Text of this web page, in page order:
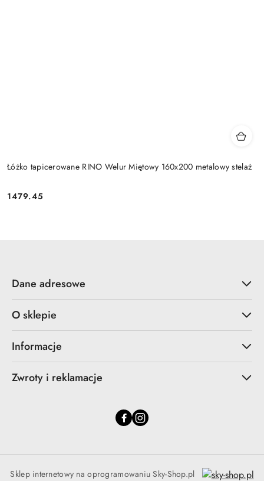
Łóżko tapicerowane RINO Welur Miętowy 160x200 metalowy stelaż
Cena:
1479.45
Dane adresowe
O sklepie
Informacje
Zwroty i reklamacje
Sklep internetowy na oprogramowaniu Sky-Shop.pl